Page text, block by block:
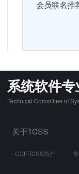
会员联名推
系统软件
Technical Committee of
关于TCSS
· CCF-TCSS简介 ·